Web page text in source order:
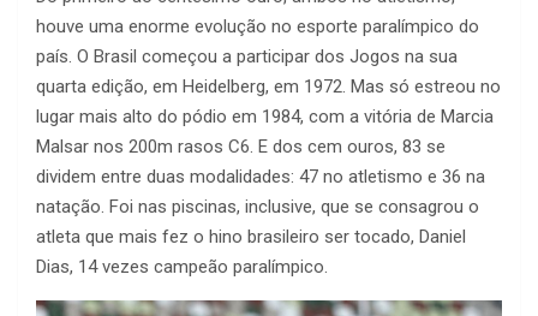
houve uma enorme evolução no esporte paralímpico do
país. O Brasil começou a participar dos Jogos na sua
quarta edição, em Heidelberg, em 1972. Mas só estreou no
lugar mais alto do pódio em 1984, com a vitória de Marcia
Malsar nos 200m rasos C6. E dos cem ouros, 83 se
dividem entre duas modalidades: 47 no atletismo e 36 na
natação. Foi nas piscinas, inclusive, que se consagrou o
atleta que mais fez o hino brasileiro ser tocado, Daniel
Dias, 14 vezes campeão paralímpico.